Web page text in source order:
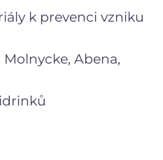
k prevenci vzniku
Abena,